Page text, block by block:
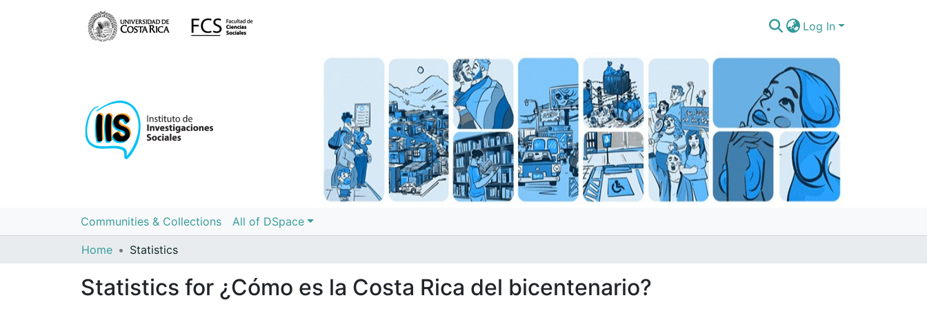
Log In
Communities & Collections All of DSpace
Home Statistics
Statistics for ¿Cómo es la Costa Rica del bicentenario?